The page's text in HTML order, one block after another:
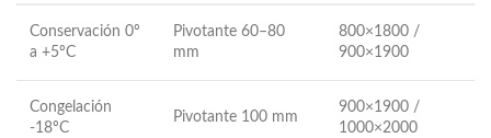
Conservación 0º
a +5ºC
Pivotante 60–80
mm
800×1800 /
900×1900
Congelación
-18ºC
Pivotante 100 mm
900×1900 /
1000×2000